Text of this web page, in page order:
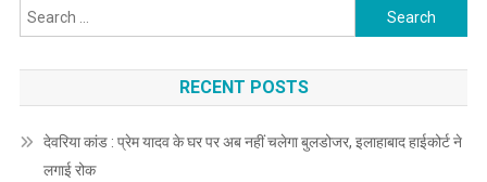
31
मार्च,
–
Search
for:
RECENT POSTS
देवरिया कांड : प्रेम यादव के घर पर अब नहीं चलेगा बुलडोजर, इलाहाबाद हाईकोर्ट ने
लगाई रोक